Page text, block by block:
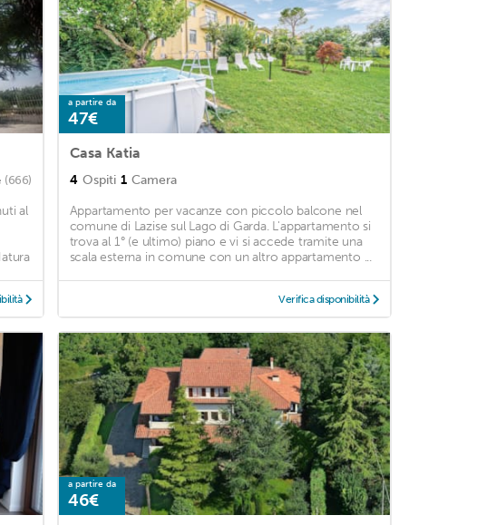
(666)
al
a partire da
47€
Casa Katia
4 Ospiti 1 Camera
Appartamento per vacanze con piccolo balcone nel
comune di Lazise sul Lago di Garda. L'appartamento si
trova al 1° (e ultimo) piano e vi si accede tramite una
scala esterna in comune con un altro appartamento ...
Verifica disponibilità
a partire da
46€